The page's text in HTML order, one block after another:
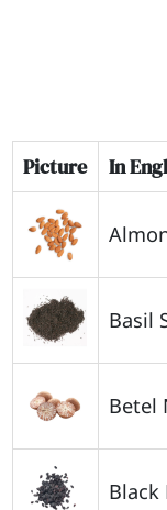
Picture In
Basil
Betel
Black